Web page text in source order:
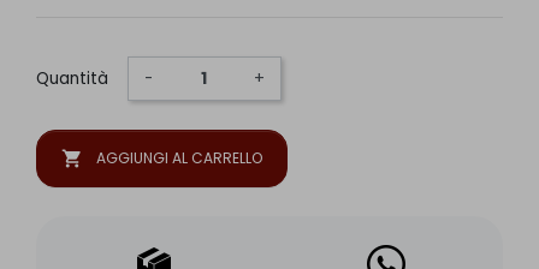
Quantità - +
shopping_cart AGGIUNGI AL CARRELLO